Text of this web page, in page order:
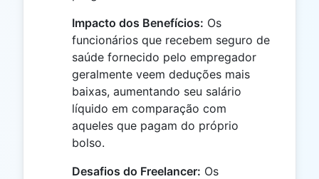
Impacto dos Benefícios: Os
funcionários que recebem seguro de
saúde fornecido pelo empregador
geralmente veem deduções mais
baixas, aumentando seu salário
líquido em comparação com
aqueles que pagam do próprio
bolso.
Desafios do Freelancer: Os